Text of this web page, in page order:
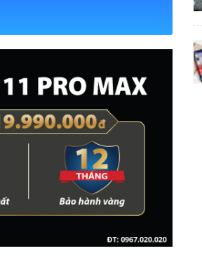
iPhone X chỉ có hai màu là xám
3 màu: vàng, bạc và xám không
khi nó có đến ba phiên bản: 64GB,
có phiên bản bộ nhớ trong khủng
XS 256GB quốc tế